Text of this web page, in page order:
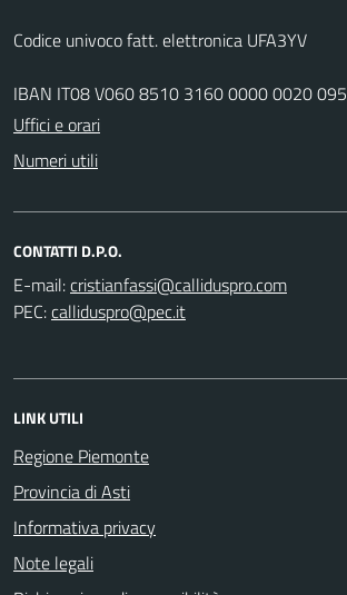
Codice univoco fatt. elettronica UFA3YV
IBAN IT08 V060 8510 3160 0000 0020 095
Uffici e orari
Numeri utili
CONTATTI D.P.O.
E-mail:
PEC:
LINK UTILI
Regione Piemonte
Provincia di Asti
Informativa privacy
Note legali